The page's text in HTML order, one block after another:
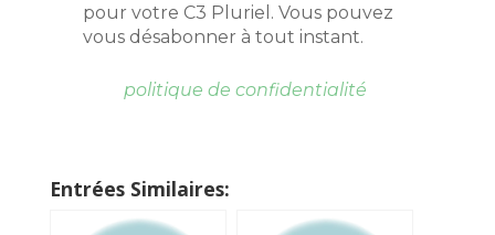
pour votre C3 Pluriel. Vous pouvez
vous désabonner à tout instant.
politique de confidentialité
Entrées Similaires: